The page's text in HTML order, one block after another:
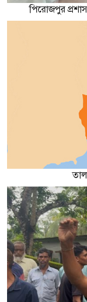
পিরোজপুর